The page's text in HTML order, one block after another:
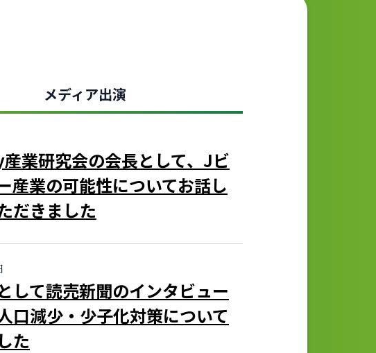
メディア出演
業研究会の会長として、Jビ
産業の可能性についてお話し
だきました
して読売新聞のインタビュー
口減少・少子化対策について
た